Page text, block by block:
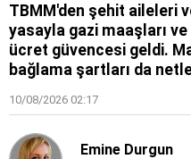
TBMM'den şehit aileleri
yasayla gazi maaşları
ücret güvencesi geldi.
bağlama şartları da
10/08/2026 02:17
Emine Durgun